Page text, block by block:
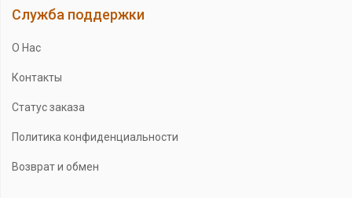
Служба поддержки
О Нас
Контакты
Статус заказа
Политика конфиденциальности
Возврат и обмен